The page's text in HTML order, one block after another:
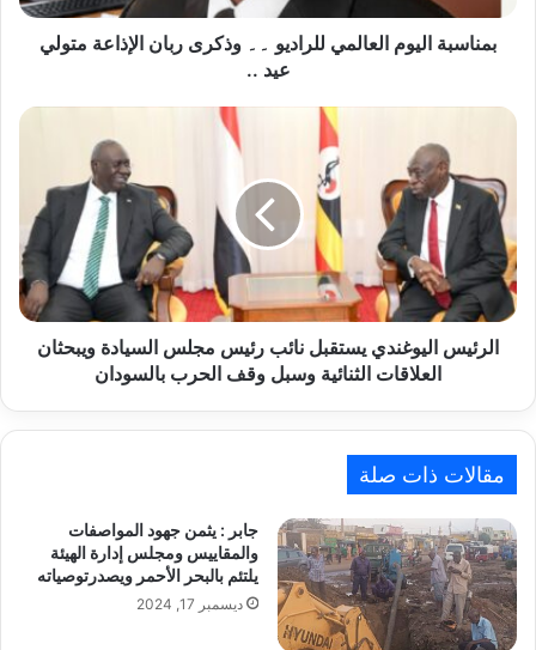
متولي
عيدبمناسبة اليوم العالمي للراديو ۔۔ وذكرى ربان الإذاعة متولي
عيد ..
الرئيس
نائب
رئيس
مجلس
السيادة
ويبحثان
العلاقات
الثنائية
الرئيس اليوغندي يستقبل نائب رئيس مجلس السيادة ويبحثان
العلاقات الثنائية وسبل وقف الحرب بالسودان
مقالات ذات صلة
جابر : يثمن جهود المواصفات
والمقاييس ومجلس إدارة الهيئة
يلتئم بالبحر الأحمر ويصدرتوصياته
ديسمبر 17, 2024